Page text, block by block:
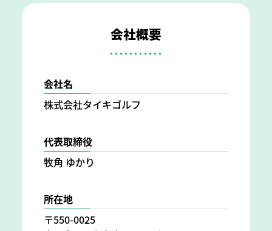
会社概要
会社名
株式会社タイキゴルフ
代表取締役
牧角 ゆかり
所在地
〒550-0025